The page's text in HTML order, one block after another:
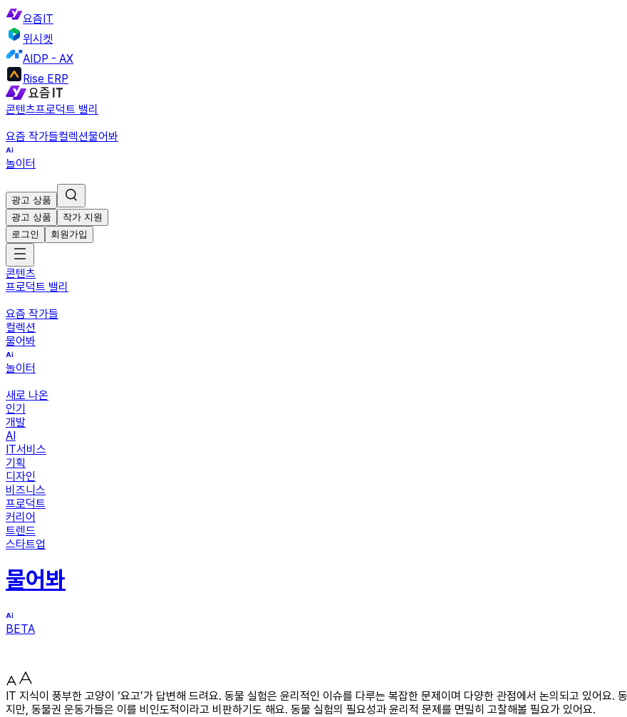
요즘IT
위시켓
AIDP - AX
Rise ERP
콘텐츠프로덕트 밸리
요즘 작가들컬렉션물어봐
놀이터
광고 상품
광고 상품
작가 지원
로그인
회원가입
콘텐츠
프로덕트 밸리
요즘 작가들
컬렉션
물어봐
놀이터
새로 나온
인기
개발
AI
IT서비스
기획
디자인
비즈니스
프로덕트
커리어
트렌드
스타트업
물어봐
BETA
IT 지식이 풍부한 고양이 ‘요고’가 답변해 드려요. 동물 실험은 윤리적인 이슈를 다루는 복잡한 문제이며 다양한 관점에서 논의되고 있어요.
지만, 동물권 운동가들은 이를 비인도적이라고 비판하기도 해요. 동물 실험의 필요성과 윤리적 문제를 면밀히 고찰해볼 필요가 있어요.